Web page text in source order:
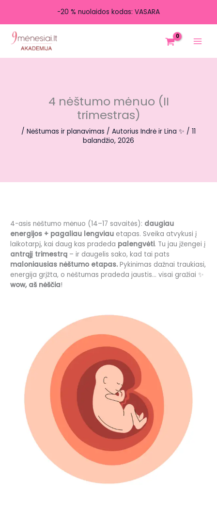
-20 % nuolaidos kodas: VASARA
Pereiti
4 nėštumo mėnuo (II
trimestras)
/ Nėštumas ir planavimas / Autorius Indrė ir Lina ✨ / 11
balandžio, 2026
4-asis nėštumo mėnuo (14–17 savaitės): daugiau
energijos + pagaliau lengviau etapas. Sveika atvykusi į
laikotarpį, kai daug kas pradeda palengvėti. Tu jau įžengei į
antrąjį trimestrą – ir daugelis sako, kad tai pats
maloniausias nėštumo etapas. Pykinimas dažnai traukiasi,
energija grįžta, o nėštumas pradeda jaustis… visai gražiai ✨
wow, aš nėščia!